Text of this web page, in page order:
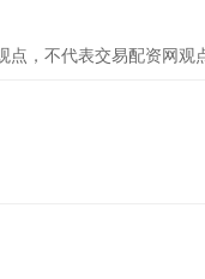
点，不代表交易配资网观